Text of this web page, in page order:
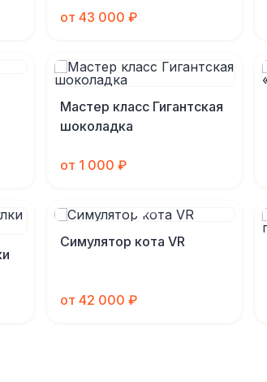
от 43 000 ₽
Мастер класс Гигантская
шоколадка
от 1 000 ₽
Симулятор кота VR
от 42 000 ₽